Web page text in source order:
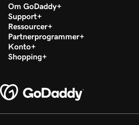
Om GoDaddy
Support
Ressourcer
Partnerprogrammer
Konto
Shopping